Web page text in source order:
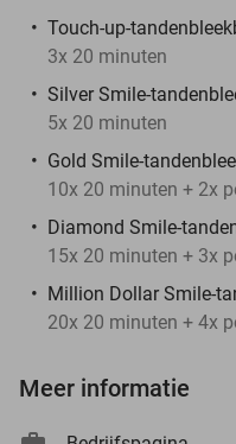
Touch-up-
3x 20 minuten
Silver Smile-
5x 20 minuten
Gold Smile-
10x 20 minuten + 2x
Diamond Smile-
15x 20 minuten + 3x
Million Dollar Smile-
20x 20 minuten + 4x
Meer informatie